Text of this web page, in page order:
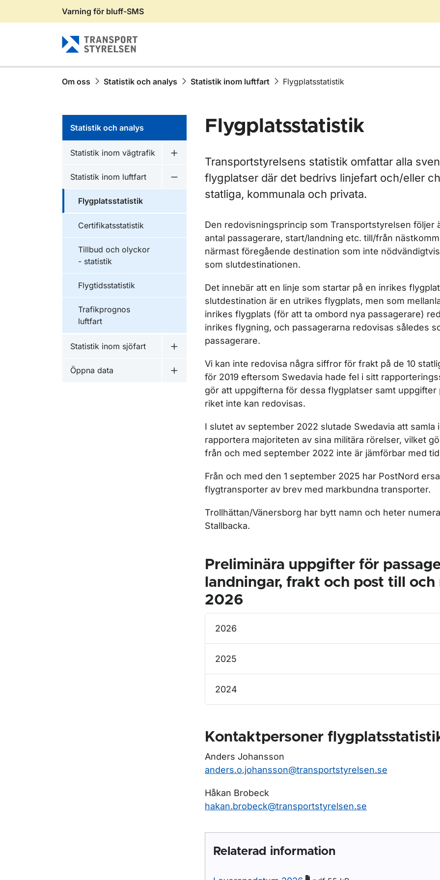
Gå till sidans innehåll
Varning för bluff-SMS
Om oss Statistik och analys Statistik inom luftfart Flygplatsstatistik
Statistik och analys
Statistik inom vägtrafik
Undermeny för Statistik inom vägtrafik
Statistik inom luftfart
Undermeny för Statistik inom luftfart
Flygplatsstatistik
Certifikatsstatistik
Tillbud och olyckor
- statistik
Flygtidsstatistik
Trafikprognos
luftfart
Statistik inom sjöfart
Undermeny för Statistik inom sjöfart
Öppna data
Undermeny för Öppna data
Flygplatsstatistik
Transportstyrelsens statistik omfattar alla
flygplatser där det bedrivs linjefart och/eller
statliga, kommunala och privata.
Den redovisningsprincip som Transportstyrelsen följer
antal passagerare, start/landning etc. till/från
närmast föregående destination som inte
som slutdestinationen.
Det innebär att en linje som startar på en inrikes
slutdestination är en utrikes flygplats, men som
inrikes flygplats (för att ta ombord nya passagerare)
inrikes flygning, och passagerarna redovisas således
passagerare.
Vi kan inte redovisa några siffror för frakt på de 10
för 2019 eftersom Swedavia hade fel i sitt
gör att uppgifterna för dessa flygplatser samt uppgifter
riket inte kan redovisas.
I slutet av september 2022 slutade Swedavia att samla
rapportera majoriteten av sina militära rörelser, vilket
från och med september 2022 inte är jämförbar med
Från och med den 1 september 2025 har PostNord
flygtransporter av brev med markbundna transporter.
Trollhättan/Vänersborg har bytt namn och heter
Stallbacka.
Preliminära uppgifter för
landningar, frakt och post till och
2026
2026
2025
2024
Kontaktpersoner
Anders Johansson
anders.o.johansson@transportstyrelsen.se
Håkan Brobeck
hakan.brobeck@transportstyrelsen.se
Relaterad information